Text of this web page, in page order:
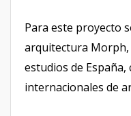
Para este proyecto
arquitectura
estudios de
internacionales de